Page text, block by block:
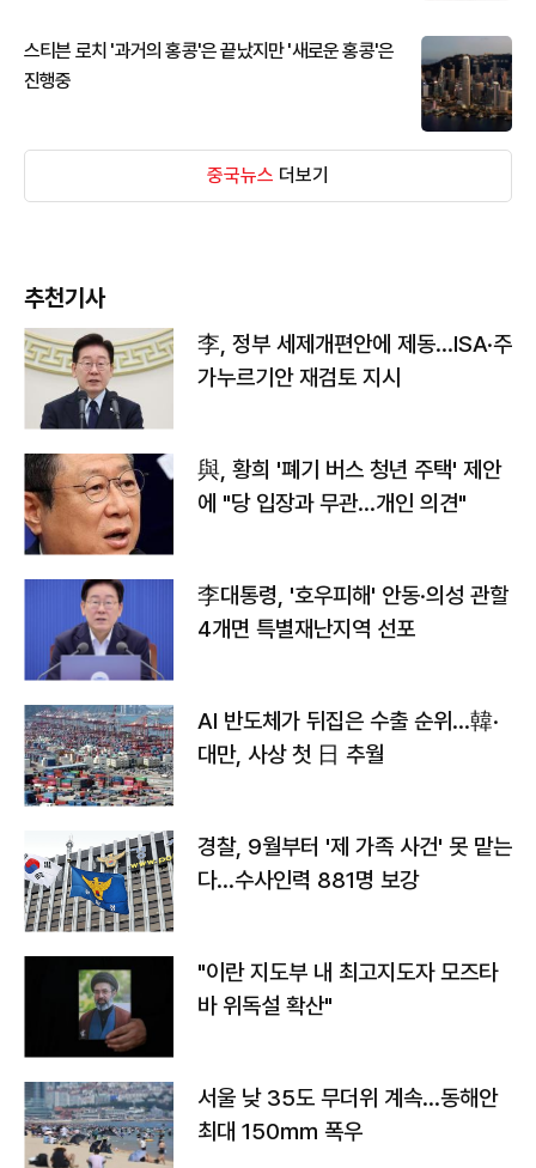
스티븐 로치 '과거의 홍콩'은 끝났지만 '새로운 홍콩'은
진행중
중국뉴스 더보기
추천기사
李, 정부 세제개편안에 제동…ISA·주
가누르기안 재검토 지시
與, 황희 '폐기 버스 청년 주택' 제안
에 "당 입장과 무관…개인 의견"
李대통령, '호우피해' 안동·의성 관할
4개면 특별재난지역 선포
AI 반도체가 뒤집은 수출 순위…韓·
대만, 사상 첫 日 추월
경찰, 9월부터 '제 가족 사건' 못 맡는
다…수사인력 881명 보강
"이란 지도부 내 최고지도자 모즈타
바 위독설 확산"
서울 낮 35도 무더위 계속…동해안
최대 150㎜ 폭우